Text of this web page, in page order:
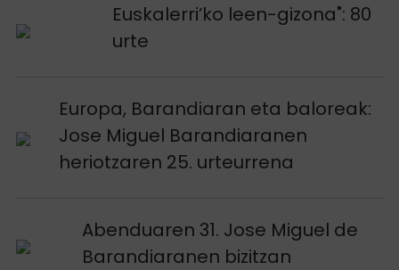
Euskalerri’ko leen-gizona": 80
urte
Argitalpena ikusi
Europa, Barandiaran eta baloreak:
Jose Miguel Barandiaranen
heriotzaren 25. urteurrena
Argitalpena ikusi
Abenduaren 31. Jose Miguel de
Barandiaranen bizitzan
Argitalpena ikusi